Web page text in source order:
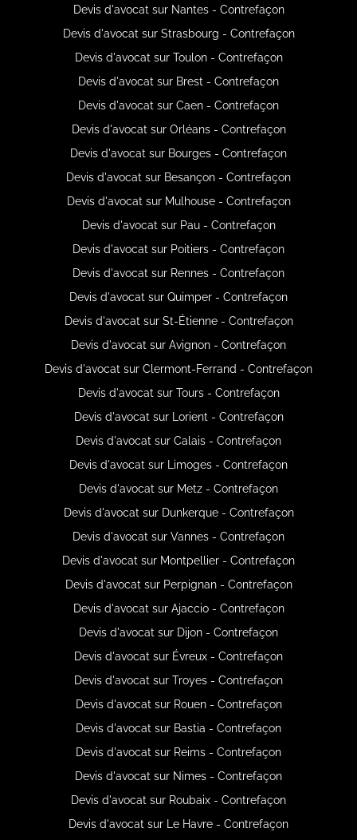
Devis d'avocat sur Nantes - Contrefaçon
Devis d'avocat sur Strasbourg - Contrefaçon
Devis d'avocat sur Toulon - Contrefaçon
Devis d'avocat sur Brest - Contrefaçon
Devis d'avocat sur Caen - Contrefaçon
Devis d'avocat sur Orléans - Contrefaçon
Devis d'avocat sur Bourges - Contrefaçon
Devis d'avocat sur Besançon - Contrefaçon
Devis d'avocat sur Mulhouse - Contrefaçon
Devis d'avocat sur Pau - Contrefaçon
Devis d'avocat sur Poitiers - Contrefaçon
Devis d'avocat sur Rennes - Contrefaçon
Devis d'avocat sur Quimper - Contrefaçon
Devis d'avocat sur St-Étienne - Contrefaçon
Devis d'avocat sur Avignon - Contrefaçon
Devis d'avocat sur Clermont-Ferrand - Contrefaçon
Devis d'avocat sur Tours - Contrefaçon
Devis d'avocat sur Lorient - Contrefaçon
Devis d'avocat sur Calais - Contrefaçon
Devis d'avocat sur Limoges - Contrefaçon
Devis d'avocat sur Metz - Contrefaçon
Devis d'avocat sur Dunkerque - Contrefaçon
Devis d'avocat sur Vannes - Contrefaçon
Devis d'avocat sur Montpellier - Contrefaçon
Devis d'avocat sur Perpignan - Contrefaçon
Devis d'avocat sur Ajaccio - Contrefaçon
Devis d'avocat sur Dijon - Contrefaçon
Devis d'avocat sur Évreux - Contrefaçon
Devis d'avocat sur Troyes - Contrefaçon
Devis d'avocat sur Rouen - Contrefaçon
Devis d'avocat sur Bastia - Contrefaçon
Devis d'avocat sur Reims - Contrefaçon
Devis d'avocat sur Nimes - Contrefaçon
Devis d'avocat sur Roubaix - Contrefaçon
Devis d'avocat sur Le Havre - Contrefaçon